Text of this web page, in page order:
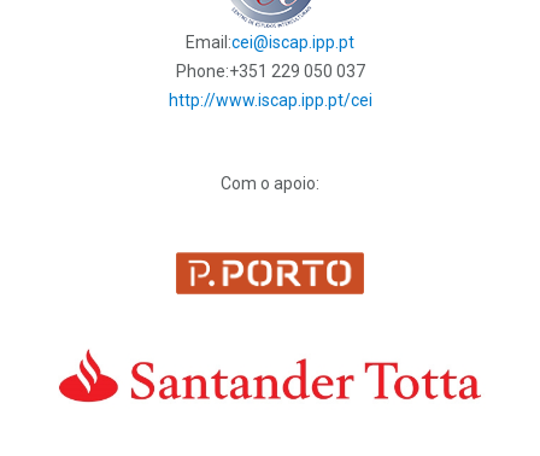
Email:cei@iscap.ipp.pt
Phone:+351 229 050 037
http://www.iscap.ipp.pt/cei
Com o apoio: